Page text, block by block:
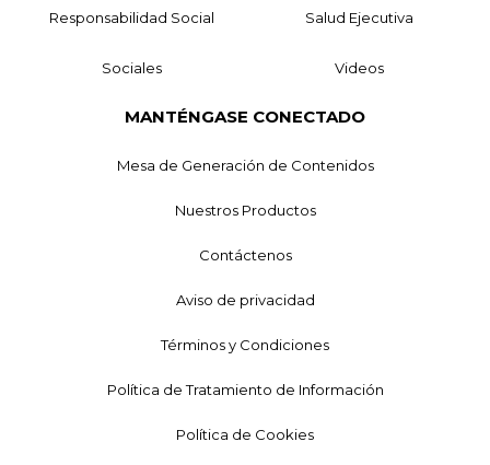
Responsabilidad Social Salud Ejecutiva
Sociales Videos
MANTÉNGASE CONECTADO
Mesa de Generación de Contenidos
Nuestros Productos
Contáctenos
Aviso de privacidad
Términos y Condiciones
Política de Tratamiento de Información
Política de Cookies